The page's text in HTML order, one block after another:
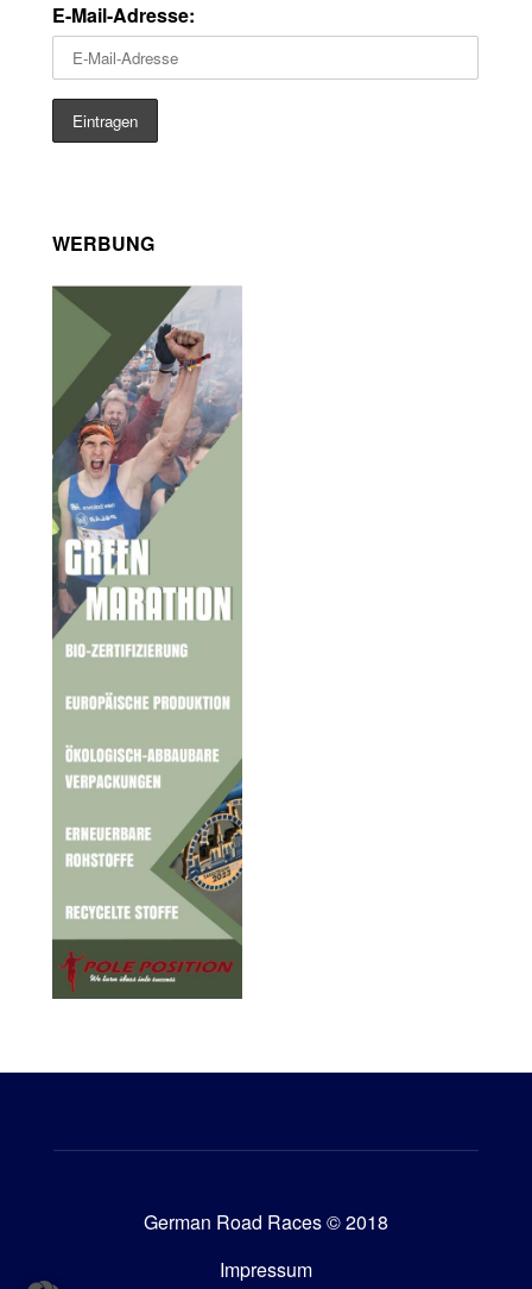
E-Mail-Adresse:
WERBUNG
German Road Races © 2018
Impressum